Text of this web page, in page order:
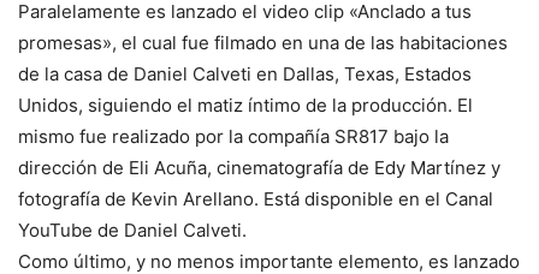
Paralelamente es lanzado el video clip «Anclado a tus
promesas», el cual fue filmado en una de las habitaciones
de la casa de Daniel Calveti en Dallas, Texas, Estados
Unidos, siguiendo el matiz íntimo de la producción. El
mismo fue realizado por la compañía SR817 bajo la
dirección de Eli Acuña, cinematografía de Edy Martínez y
fotografía de Kevin Arellano. Está disponible en el Canal
YouTube de Daniel Calveti.
Como último, y no menos importante elemento, es lanzado